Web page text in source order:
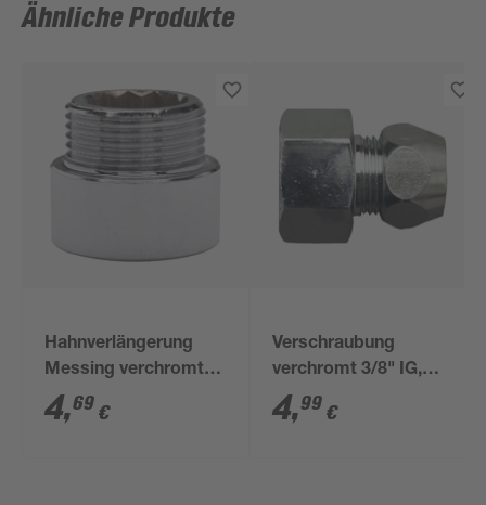
Ähnliche Produkte
Hahnverlängerung
Messing verchromt
3/4" x Ø 20 mm
4,69 €
Verschraubung
verchromt 3/8" IG,
3/8" IG/AG Ø 10 mm
4,99 €